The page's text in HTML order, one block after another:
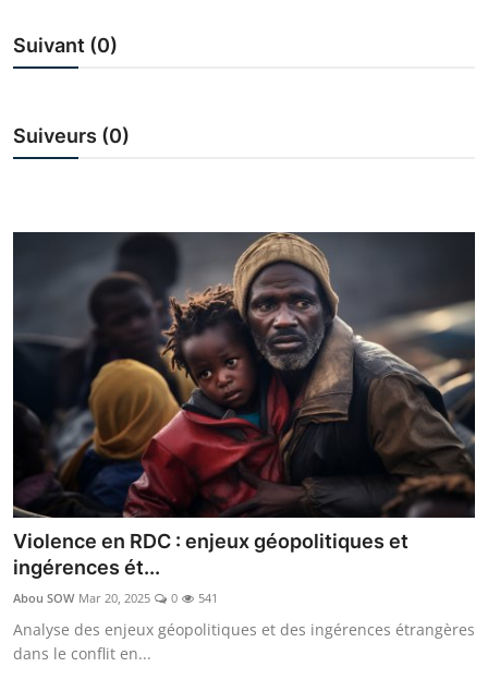
Économie
Nos Dossiers
Suivant (0)
Suiveurs (0)
Violence en RDC : enjeux géopolitiques et
ingérences ét...
Abou SOW Mar 20, 2025 0 541
Analyse des enjeux géopolitiques et des ingérences étrangères
dans le conflit en...